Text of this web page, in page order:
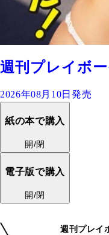
週刊プレイボ
2026年08月10日発売
紙の本で購入
開/閉
電子版で購入
開/閉
週刊プレイ